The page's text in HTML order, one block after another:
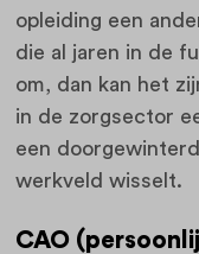
opleiding een
die al jaren in de
om, dan kan het
in de zorgsector
een
werkveld wisselt.
CAO